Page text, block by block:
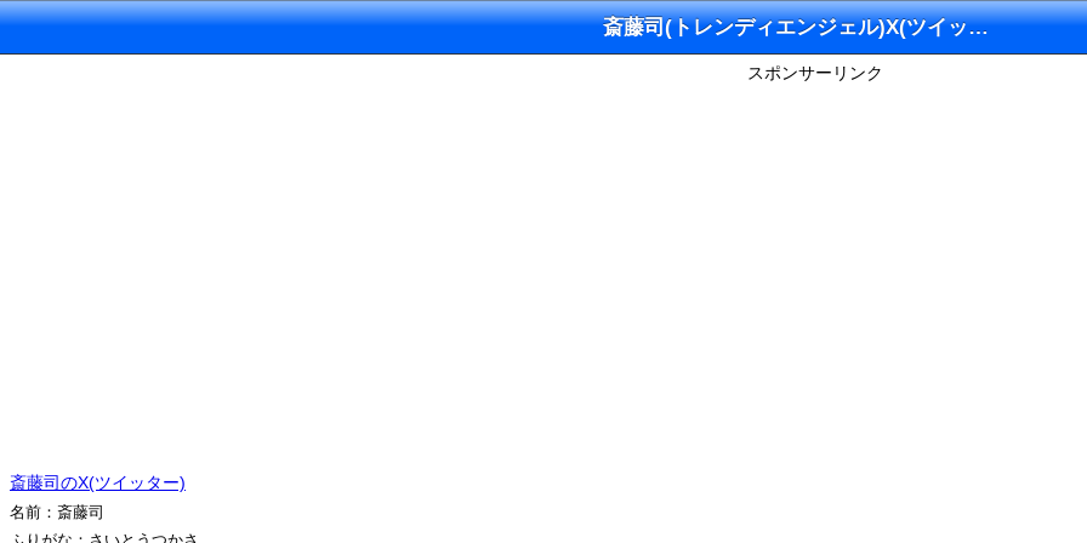
斎藤司(トレンディエンジェル)X(ツイッター)
スポンサーリンク
斎藤司のX(ツイッター)
名前：斎藤司